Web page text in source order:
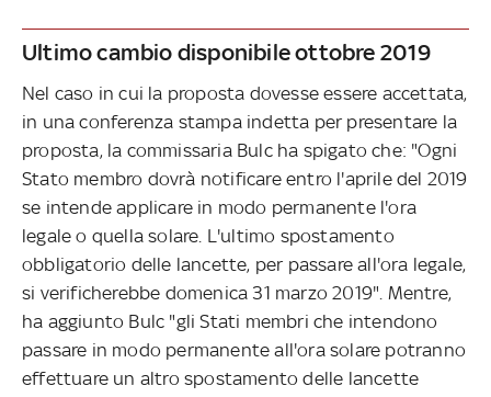
Ultimo cambio disponibile ottobre 2019
Nel caso in cui la proposta dovesse essere accettata,
in una conferenza stampa indetta per presentare la
proposta, la commissaria Bulc ha spigato che: "Ogni
Stato membro dovrà notificare entro l'aprile del 2019
se intende applicare in modo permanente l'ora
legale o quella solare. L'ultimo spostamento
obbligatorio delle lancette, per passare all'ora legale,
si verificherebbe domenica 31 marzo 2019". Mentre,
ha aggiunto Bulc "gli Stati membri che intendono
passare in modo permanente all'ora solare potranno
effettuare un altro spostamento delle lancette